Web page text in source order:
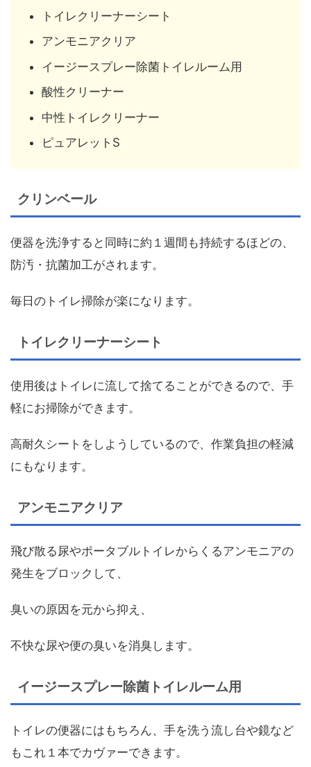
トイレクリーナーシート
アンモニアクリア
イージースプレー除菌トイレルーム用
酸性クリーナー
中性トイレクリーナー
ピュアレットS
クリンベール
便器を洗浄すると同時に約１週間も持続するほどの、
防汚・抗菌加工がされます。
毎日のトイレ掃除が楽になります。
トイレクリーナーシート
使用後はトイレに流して捨てることができるので、手
軽にお掃除ができます。
高耐久シートをしようしているので、作業負担の軽減
にもなります。
アンモニアクリア
飛び散る尿やポータブルトイレからくるアンモニアの
発生をブロックして、
臭いの原因を元から抑え、
不快な尿や便の臭いを消臭します。
イージースプレー除菌トイレルーム用
トイレの便器にはもちろん、手を洗う流し台や鏡など
もこれ１本でカヴァーできます。